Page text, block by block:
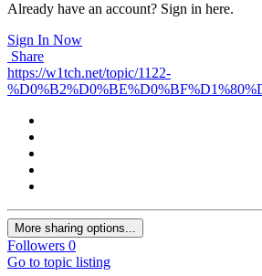
Already have an account? Sign in here.
Sign In Now
Share
https://w1tch.net/topic/1122-
More sharing options...
Followers 0
Go to topic listing